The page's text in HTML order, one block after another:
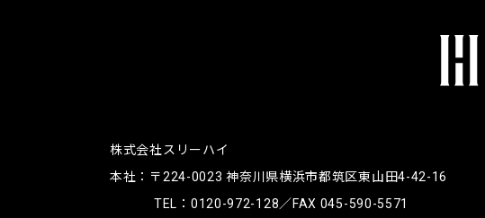
会
ー
株式会社スリーハイ
本社：〒224-0023神奈川県横浜市都筑区東山田4-42-16
TEL： 0120-972-128／FAX 045-590-5571